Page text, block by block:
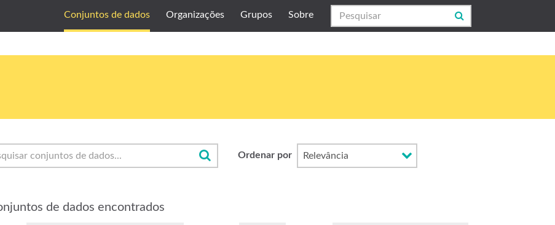
Conjuntos de dados Organizações Grupos Sobre
Ordenar por
de dados encontrados